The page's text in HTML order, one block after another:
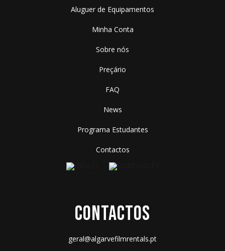
Aluguer de Equipamentos
Minha Conta
Sobre nós
Preçário
FAQ
News
Programa Estudantes
Contactos
CONTACTOS
geral@algarvefilmrentals.pt